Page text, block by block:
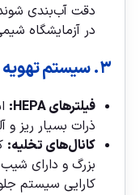
دقت آب‌بندی
در آزمایشگاه
۳. سیستم تهویه کارآمد:
فیلترهای HEPA:
ذرات بسیار ریز
کانال‌های تخلیه:
بزرگ و دارای
کارایی سیستم